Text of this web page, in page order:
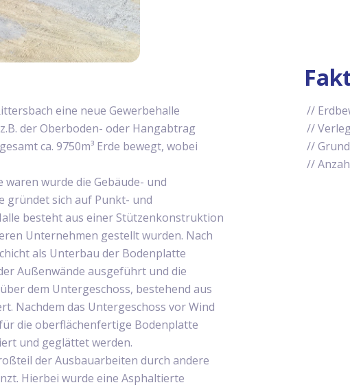
eine neue Gewerbehalle
der Oberboden- oder Hangabtrag
ca. 9750m³ Erde bewegt, wobei
wurde die Gebäude- und
gründet sich auf Punkt- und
besteht aus einer Stützenkonstruktion
Unternehmen gestellt wurden. Nach
als Unterbau der Bodenplatte
Außenwände ausgeführt und die
dem Untergeschoss, bestehend aus
Nachdem das Untergeschoss vor Wind
die oberflächenfertige Bodenplatte
und geglättet werden.
der Ausbauarbeiten durch andere
Hierbei wurde eine Asphaltierte